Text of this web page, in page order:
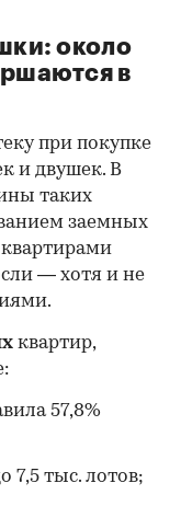
около
в
при покупке
и двушек. В
таких
заемных
квартирами
— хотя и не
квартир,
57,8%
7,5 тыс. лотов;